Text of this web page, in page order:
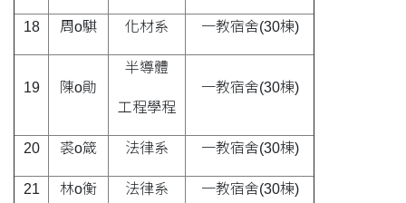
18 周o騏 化材系 一教宿舍(30棟)
19 陳o勛
半導體
工程學程
一教宿舍(30棟)
20 裘o箴 法律系 一教宿舍(30棟)
21 林o衡 法律系 一教宿舍(30棟)